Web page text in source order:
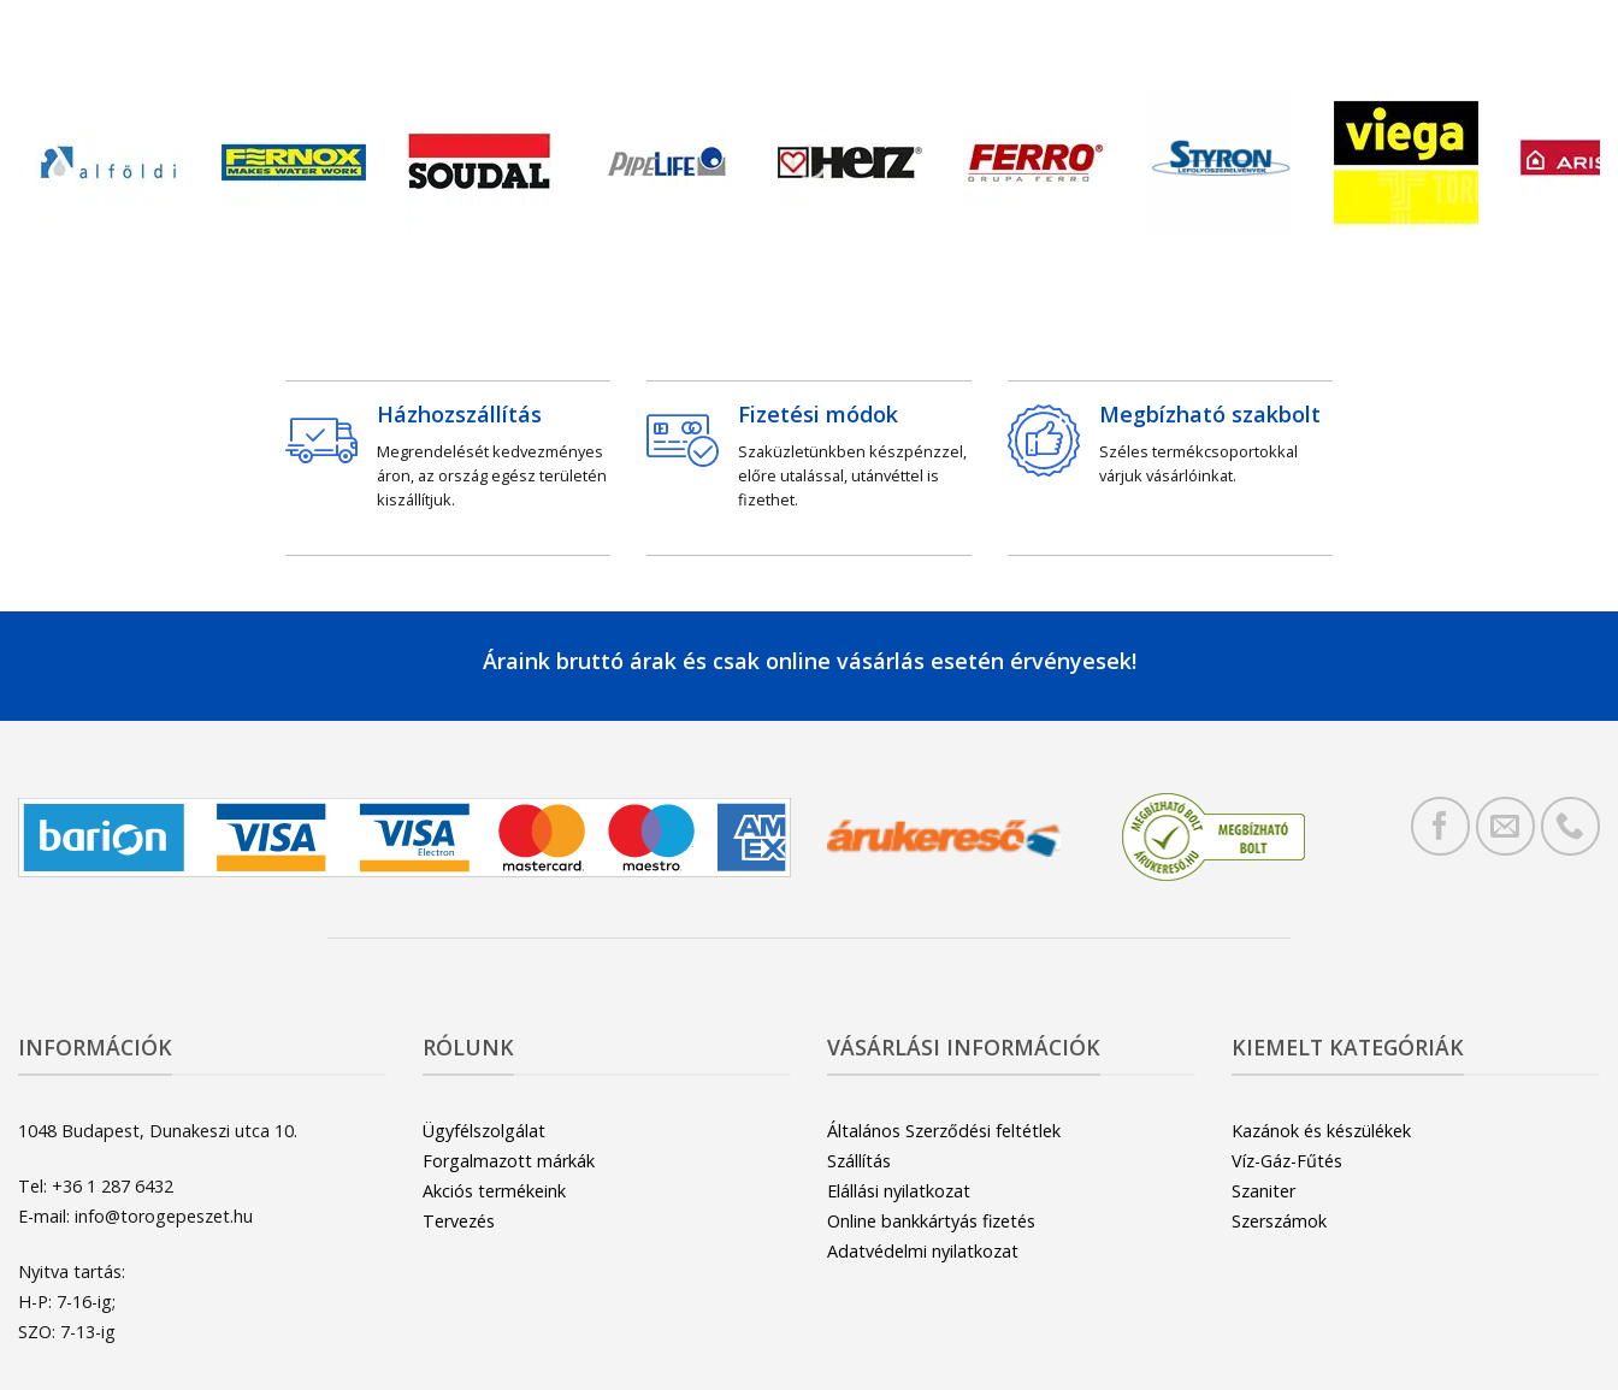
Házhozszállítás
Megrendelését kedvezményes
áron, az ország egész területén
kiszállítjuk.
Fizetési módok
Szaküzletünkben készpénzzel,
előre utalással, utánvéttel is
fizethet.
Megbízható szakbolt
Széles termékcsoportokkal
várjuk vásárlóinkat.
Áraink bruttó árak és csak online vásárlás esetén érvényesek!
INFORMÁCIÓK
1048 Budapest, Dunakeszi utca 10.
Tel: +36 1 287 6432
E-mail: info@torogepeszet.hu
Nyitva tartás:
H-P: 7-16-ig;
SZO: 7-13-ig
RÓLUNK
Ügyfélszolgálat
Forgalmazott márkák
Akciós termékeink
Tervezés
VÁSÁRLÁSI INFORMÁCIÓK
Általános Szerződési feltétlek
Szállítás
Elállási nyilatkozat
Online bankkártyás fizetés
Adatvédelmi nyilatkozat
KIEMELT KATEGÓRIÁK
Kazánok és készülékek
Víz-Gáz-Fűtés
Szaniter
Szerszámok